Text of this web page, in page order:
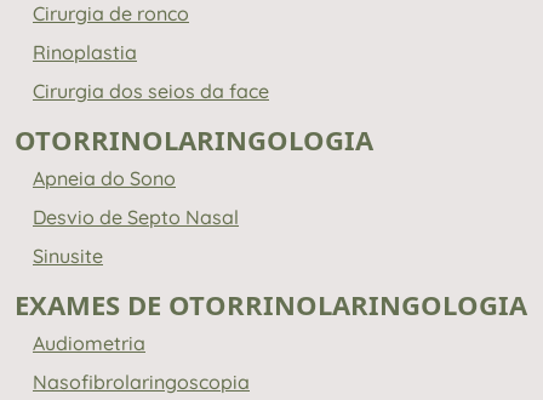
Cirurgia de ronco
Rinoplastia
Cirurgia dos seios da face
OTORRINOLARINGOLOGIA
Apneia do Sono
Desvio de Septo Nasal
Sinusite
EXAMES DE OTORRINOLARINGOLOGIA
Audiometria
Nasofibrolaringoscopia